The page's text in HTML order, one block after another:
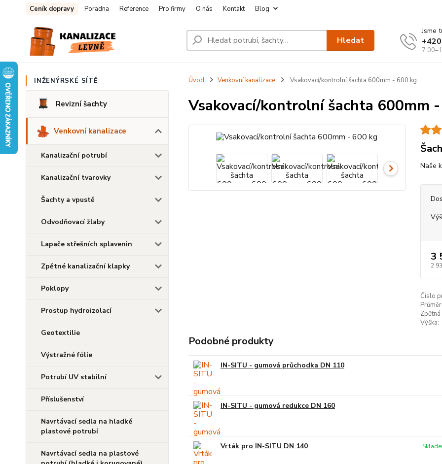
Ceník dopravy Poradna Reference Pro firmy O nás Kontakt Blog
Hledat
Jsme
INŽENÝRSKÉ SÍTĚ
Revizní šachty
Venkovní kanalizace
Kanalizační potrubí
Kanalizační tvarovky
Šachty a vpustě
Odvodňovací žlaby
Lapače střešních splavenin
Zpětné kanalizační klapky
Poklopy
Prostup hydroizolací
Geotextilie
Výstražné fólie
Potrubí UV stabilní
Příslušenství
Navrtávací sedla na hladké
plastové potrubí
Navrtávací sedla na plastové
Úvod Venkovní kanalizace Vsakovací/kontrolní šachta 600mm - 600 kg
Vsakovací/kontrolní šachta 600mm
Naše
3
2
Číslo
Průměr:
Zpětná
Výška:
Podobné produkty
IN-SITU - gumová průchodka DN 110
IN-SITU - gumová redukce DN 160
Vrták pro IN-SITU DN 140